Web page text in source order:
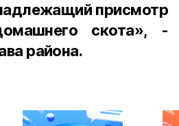
присмотр
скота», -
района.